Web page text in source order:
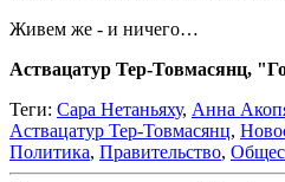
Живем же - и ничего…
Аствацатур Тер-Товмасянц,
Теги: Сара Нетаньяху, Анна
Аствацатур Тер-Товмасянц,
Политика, Правительство,